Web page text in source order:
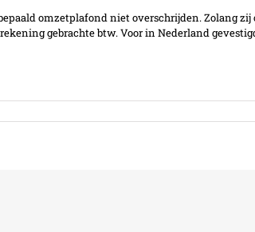
omzetplafond niet overschrijden. Zolang
gebrachte btw. Voor in Nederland